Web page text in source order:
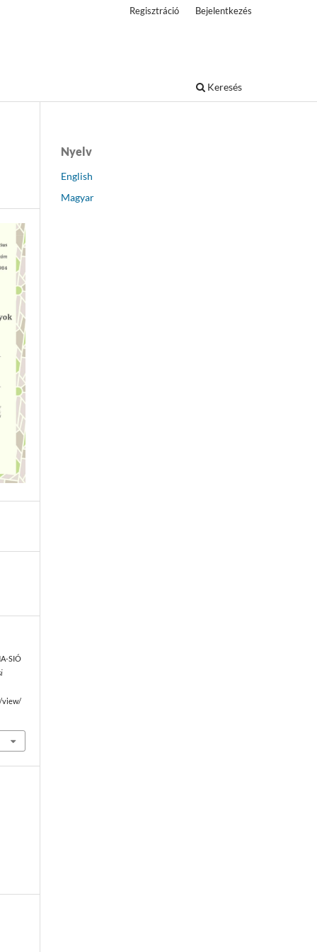
Keresés
Regisztráció Bejelentkezés
SIÓ
view/
Nyelv
English
Magyar